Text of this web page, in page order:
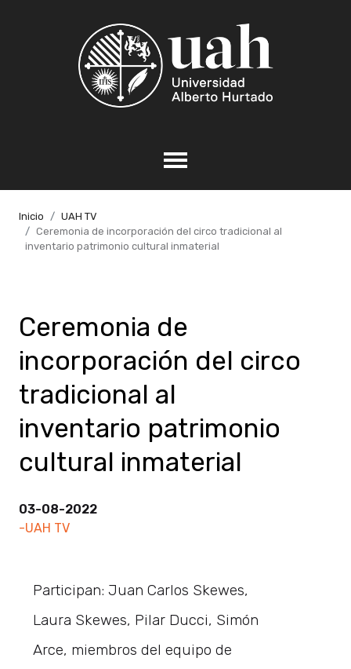
Inicio
UAH TV
Ceremonia de incorporación del circo tradicional al
inventario patrimonio cultural inmaterial
Ceremonia de
incorporación del circo
tradicional al
inventario patrimonio
cultural inmaterial
03-08-2022
-UAH TV
Participan: Juan Carlos Skewes,
Laura Skewes, Pilar Ducci, Simón
Arce, miembros del equipo de